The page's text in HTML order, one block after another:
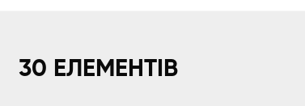
30 ЕЛЕМЕНТІВ